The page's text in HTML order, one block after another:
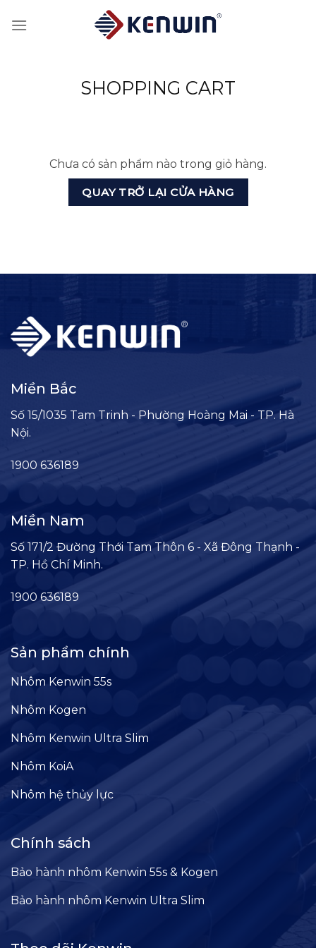
SHOPPING CART
Chưa có sản phẩm nào trong giỏ hàng.
QUAY TRỞ LẠI CỬA HÀNG
Miền Bắc
Số 15/1035 Tam Trinh - Phường Hoàng Mai - TP. Hà
Nội.
1900 636189
Miền Nam
Số 171/2 Đường Thới Tam Thôn 6 - Xã Đông Thạnh -
TP. Hồ Chí Minh.
1900 636189
Sản phẩm chính
Nhôm Kenwin 55s
Nhôm Kogen
Nhôm Kenwin Ultra Slim
Nhôm KoiA
Nhôm hệ thủy lực
Chính sách
Bảo hành nhôm Kenwin 55s & Kogen
Bảo hành nhôm Kenwin Ultra Slim